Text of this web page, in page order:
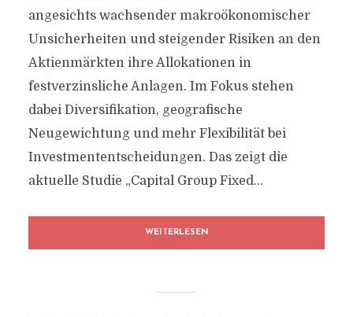
angesichts wachsender makroökonomischer
Unsicherheiten und steigender Risiken an den
Aktienmärkten ihre Allokationen in
festverzinsliche Anlagen. Im Fokus stehen
dabei Diversifikation, geografische
Neugewichtung und mehr Flexibilität bei
Investmententscheidungen. Das zeigt die
aktuelle Studie „Capital Group Fixed...
WEITERLESEN